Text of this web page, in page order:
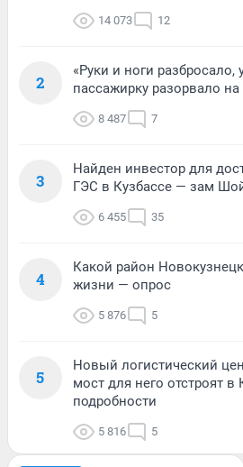
14 073 12
2
«Руки и ноги разбросало,
пассажирку разорвало на
8 487 7
3
Найден инвестор для
ГЭС в Кузбассе — зам
6 455 35
4
Какой район
жизни — опрос
5 876 5
5
Новый логистический
мост для него отстроят в
подробности
5 816 5